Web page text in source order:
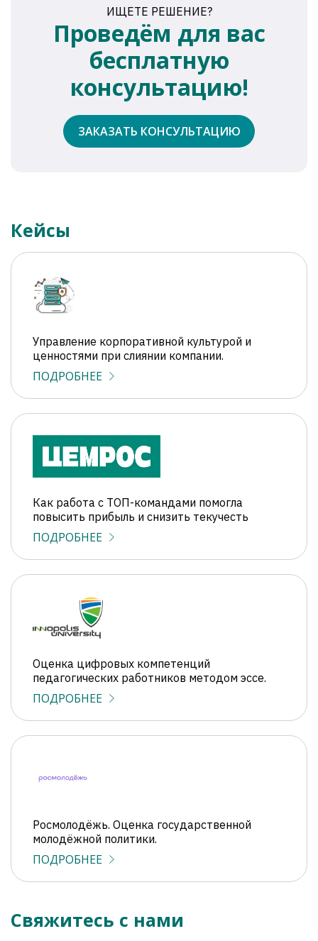
ИЩЕТЕ РЕШЕНИЕ?
Проведём для вас
бесплатную
консультацию!
ЗАКАЗАТЬ КОНСУЛЬТАЦИЮ
Кейсы
Управление корпоративной культурой и
ценностями при слиянии компании.
ПОДРОБНЕЕ
Как работа с ТОП-командами помогла
повысить прибыль и снизить текучесть
ПОДРОБНЕЕ
Оценка цифровых компетенций
педагогических работников методом эссе.
ПОДРОБНЕЕ
Росмолодёжь. Оценка государственной
молодёжной политики.
ПОДРОБНЕЕ
Свяжитесь с нами